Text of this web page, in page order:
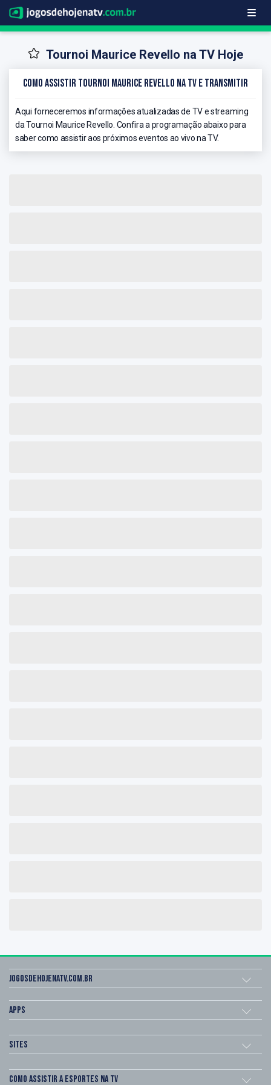
Tournoi Maurice Revello na TV Hoje
Como Assistir Tournoi Maurice Revello na TV e Transmitir
Aqui forneceremos informações atualizadas de TV e streaming
da Tournoi Maurice Revello. Confira a programação abaixo para
saber como assistir aos próximos eventos ao vivo na TV.
Jogosdehojenatv.com.br
Apps
Sites
Como assistir a esportes na TV